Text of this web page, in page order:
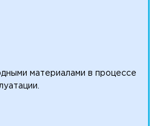
материалами в процессе